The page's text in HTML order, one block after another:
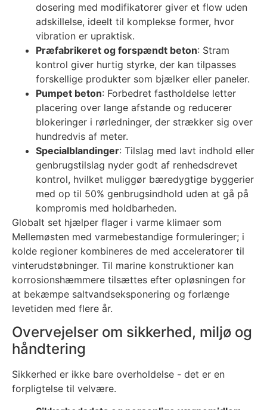
dosering med modifikatorer giver et flow uden
adskillelse, ideelt til komplekse former, hvor
vibration er upraktisk.
Præfabrikeret og forspændt beton: Stram
kontrol giver hurtig styrke, der kan tilpasses
forskellige produkter som bjælker eller paneler.
Pumpet beton: Forbedret fastholdelse letter
placering over lange afstande og reducerer
blokeringer i rørledninger, der strækker sig over
hundredvis af meter.
Specialblandinger: Tilslag med lavt indhold eller
genbrugstilslag nyder godt af renhedsdrevet
kontrol, hvilket muliggør bæredygtige byggerier
med op til 50% genbrugsindhold uden at gå på
kompromis med holdbarheden.
Globalt set hjælper flager i varme klimaer som
Mellemøsten med varmebestandige formuleringer; i
kolde regioner kombineres de med acceleratorer til
vinterudstøbninger. Til marine konstruktioner kan
korrosionshæmmere tilsættes efter opløsningen for
at bekæmpe saltvandseksponering og forlænge
levetiden med flere år.
Overvejelser om sikkerhed, miljø og
håndtering
Sikkerhed er ikke bare overholdelse - det er en
forpligtelse til velvære.